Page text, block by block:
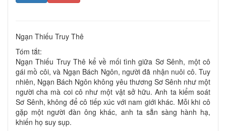
Ngạn Thiếu Truy Thê
Tóm tắt:
Ngạn Thiếu Truy Thê kể về mối tình giữa Sơ Sênh, một cô
gái mồ côi, và Ngạn Bách Ngôn, người đã nhận nuôi cô. Tuy
nhiên, Ngạn Bách Ngôn không yêu thương Sơ Sênh như một
người cha mà coi cô như một vật sở hữu. Anh ta kiểm soát
Sơ Sênh, không để cô tiếp xúc với nam giới khác. Mỗi khi cô
gặp một người đàn ông khác, anh ta sẵn sàng hành hạ,
khiến họ suy sụp.